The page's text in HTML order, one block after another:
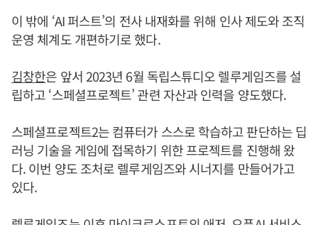
이 밖에 ‘AI 퍼스트’의 전사 내재화를 위해 인사 제도와 조직
운영 체계도 개편하기로 했다.
김창한은 앞서 2023년 6월 독립스튜디오 렐루게임즈를 설
립하고 ‘스페셜프로젝트’ 관련 자산과 인력을 양도했다.
스페셜프로젝트2는 컴퓨터가 스스로 학습하고 판단하는 딥
러닝 기술을 게임에 접목하기 위한 프로젝트를 진행해 왔
다. 이번 양도 조처로 렐루게임즈와 시너지를 만들어가고
있다.